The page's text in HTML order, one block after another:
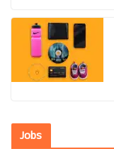
Jobs